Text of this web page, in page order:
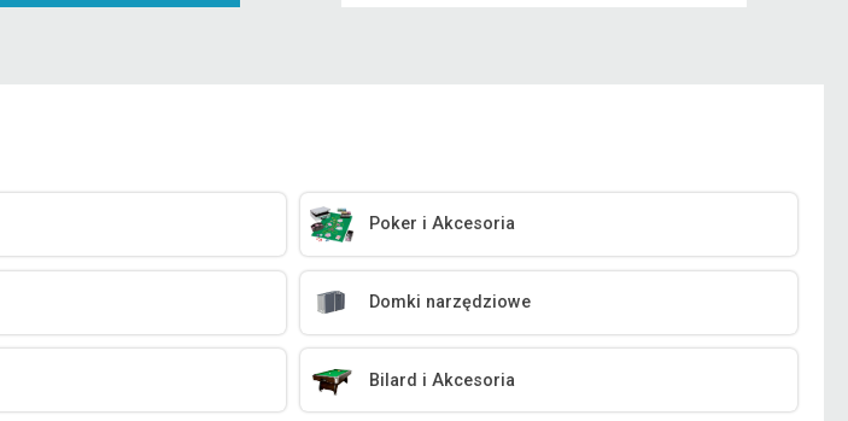
Poker i Akcesoria
Domki narzędziowe
Bilard i Akcesoria